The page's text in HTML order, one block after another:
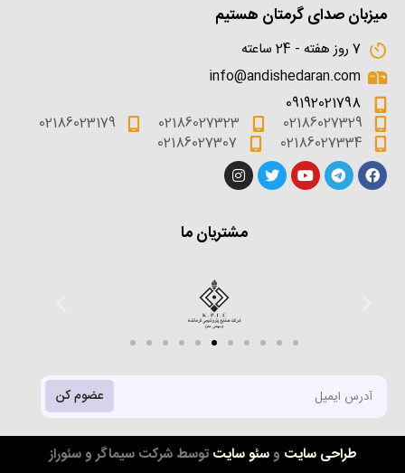
میزبان صدای گرمتان هستیم
7 روز هفته - 24 ساعته
info@andishedaran.com
09192021798
02186027329
02186027323
02186023179
02186027334
02186027307
مشتریان ما
عضوم کن
طراحی سایت وسئو سایت توسط شرکت سیماگر و سئوراز